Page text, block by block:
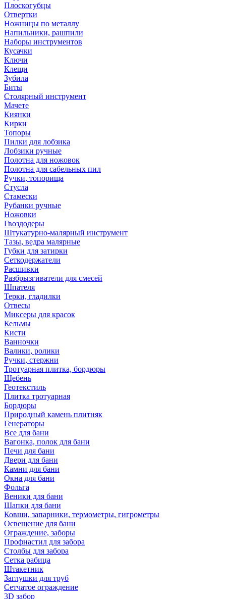
Плоскогубцы
Отвертки
Ножницы по металлу
Напильники, рашпили
Наборы инструментов
Кусачки
Ключи
Клещи
Зубила
Биты
Столярный инструмент
Мачете
Киянки
Кирки
Топоры
Пилки для лобзика
Лобзики ручные
Полотна для ножовок
Полотна для сабельных пил
Ручки, топорища
Стусла
Стамески
Рубанки ручные
Ножовки
Гвоздодеры
Штукатурно-малярный инструмент
Тазы, ведра малярные
Губки для затирки
Сеткодержатели
Расшивки
Разбрызгиватели для смесей
Шпателя
Терки, гладилки
Отвесы
Миксеры для красок
Кельмы
Кисти
Ванночки
Валики, ролики
Ручки, стержни
Тротуарная плитка, бордюры
Щебень
Геотекстиль
Плитка тротуарная
Бордюры
Природный камень плитняк
Генераторы
Все для бани
Вагонка, полок для бани
Печи для бани
Двери для бани
Камни для бани
Окна для бани
Фольга
Веники для бани
Шапки для бани
Ковши, запарники, термометры, гигрометры
Освещение для бани
Ограждение, заборы
Профнастил для забора
Столбы для забора
Сетка рабица
Штакетник
Заглушки для труб
Сетчатое ограждение
3D забор